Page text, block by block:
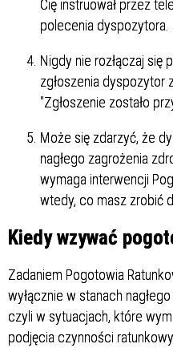
Cię instruował przez
polecenia dyspozytora.
Nigdy nie rozłączaj się
zgłoszenia dyspozytor
"Zgłoszenie zostało
Może się zdarzyć, że
nagłego zagrożenia
wymaga interwencji
wtedy, co masz zrobić
Kiedy wzywać
Zadaniem Pogotowia
wyłącznie w stanach
czyli w sytuacjach, które
podjęcia czynności